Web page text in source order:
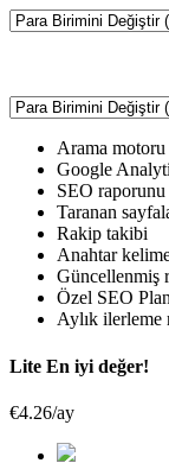
Arama
Google
SEO
Taranan
Rakip takibi
Anahtar
Güncellenmiş
Özel SEO
Aylık ilerleme
Lite En iyi değer!
€4.26/ay